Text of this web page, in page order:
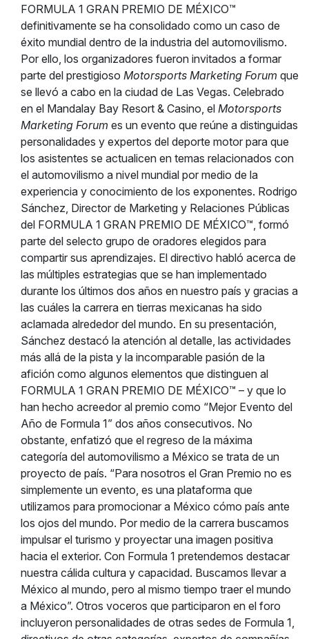
FORMULA 1 GRAN PREMIO DE MÉXICO™
definitivamente se ha consolidado como un caso de
éxito mundial dentro de la industria del automovilismo.
Por ello, los organizadores fueron invitados a formar
parte del prestigioso Motorsports Marketing Forum que
se llevó a cabo en la ciudad de Las Vegas. Celebrado
en el Mandalay Bay Resort & Casino, el Motorsports
Marketing Forum es un evento que reúne a distinguidas
personalidades y expertos del deporte motor para que
los asistentes se actualicen en temas relacionados con
el automovilismo a nivel mundial por medio de la
experiencia y conocimiento de los exponentes. Rodrigo
Sánchez, Director de Marketing y Relaciones Públicas
del FORMULA 1 GRAN PREMIO DE MÉXICO™, formó
parte del selecto grupo de oradores elegidos para
compartir sus aprendizajes. El directivo habló acerca de
las múltiples estrategias que se han implementado
durante los últimos dos años en nuestro país y gracias a
las cuáles la carrera en tierras mexicanas ha sido
aclamada alrededor del mundo. En su presentación,
Sánchez destacó la atención al detalle, las actividades
más allá de la pista y la incomparable pasión de la
afición como algunos elementos que distinguen al
FORMULA 1 GRAN PREMIO DE MÉXICO™ – y que lo
han hecho acreedor al premio como “Mejor Evento del
Año de Formula 1” dos años consecutivos. No
obstante, enfatizó que el regreso de la máxima
categoría del automovilismo a México se trata de un
proyecto de país. “Para nosotros el Gran Premio no es
simplemente un evento, es una plataforma que
utilizamos para promocionar a México cómo país ante
los ojos del mundo. Por medio de la carrera buscamos
impulsar el turismo y proyectar una imagen positiva
hacia el exterior. Con Formula 1 pretendemos destacar
nuestra cálida cultura y capacidad. Buscamos llevar a
México al mundo, pero al mismo tiempo traer el mundo
a México”. Otros voceros que participaron en el foro
incluyeron personalidades de otras sedes de Formula 1,